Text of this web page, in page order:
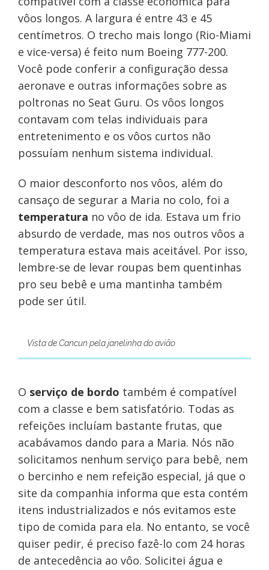
vôos longos. A largura é entre 43 e 45
centímetros. O trecho mais longo (Rio-Miami
e vice-versa) é feito num Boeing 777-200.
Você pode conferir a configuração dessa
aeronave e outras informações sobre as
poltronas no Seat Guru. Os vôos longos
contavam com telas individuais para
entretenimento e os vôos curtos não
possuíam nenhum sistema individual.
O maior desconforto nos vôos, além do
cansaço de segurar a Maria no colo, foi a
temperatura no vôo de ida. Estava um frio
absurdo de verdade, mas nos outros vôos a
temperatura estava mais aceitável. Por isso,
lembre-se de levar roupas bem quentinhas
pro seu bebê e uma mantinha também
pode ser útil.
Vista de Cancun pela janelinha do avião
O serviço de bordo também é compatível
com a classe e bem satisfatório. Todas as
refeições incluíam bastante frutas, que
acabávamos dando para a Maria. Nós não
solicitamos nenhum serviço para bebê, nem
o bercinho e nem refeição especial, já que o
site da companhia informa que esta contém
itens industrializados e nós evitamos este
tipo de comida para ela. No entanto, se você
quiser pedir, é preciso fazê-lo com 24 horas
de antecedência ao vôo. Solicitei água e